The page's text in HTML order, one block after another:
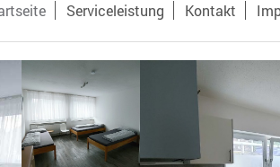
Serviceleistung Kontakt